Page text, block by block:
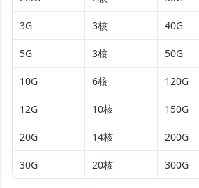
3G 3核 40G
5G 3核 50G
10G 6核 120G
12G 10核 150G
20G 14核 200G
30G 20核 300G